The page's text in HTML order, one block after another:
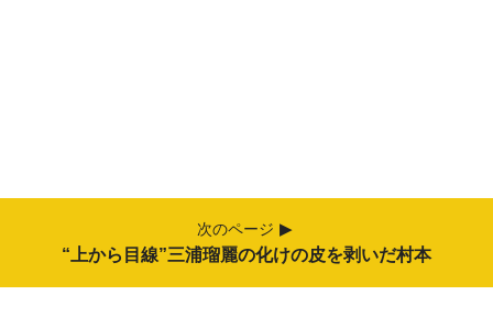
次のページ
“上から目線”三浦瑠麗の化けの皮を剥いだ村本